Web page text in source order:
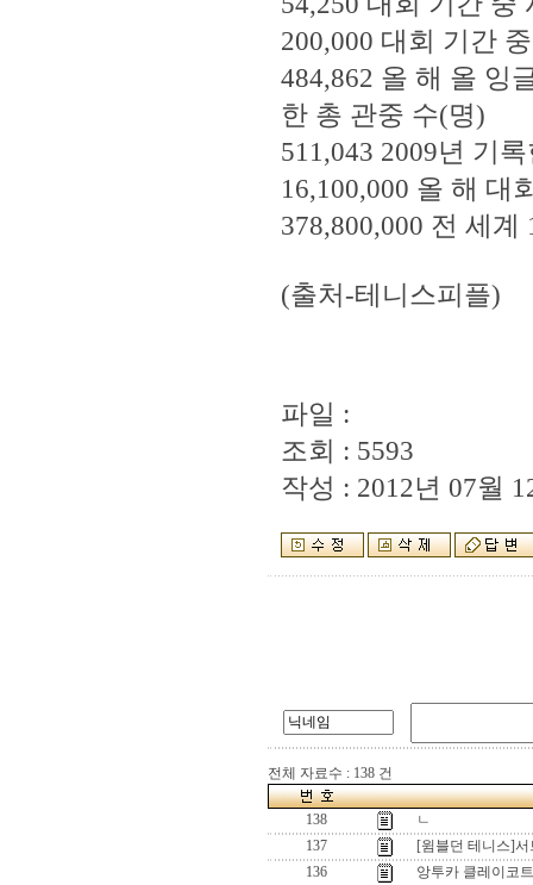
200,000 대회 기간
484,862 올 해 올 잉
한 총 관중 수(명)
511,043 2009년 기
16,100,000 올 해 대
378,800,000 전 세
(출처-테니스피플)
파일 :
조회 : 5593
작성 : 2012년 07월
전체 자료수 : 138 건
138
ㄴ
137
[윔블던 테니스]
136
앙투카 클레이코